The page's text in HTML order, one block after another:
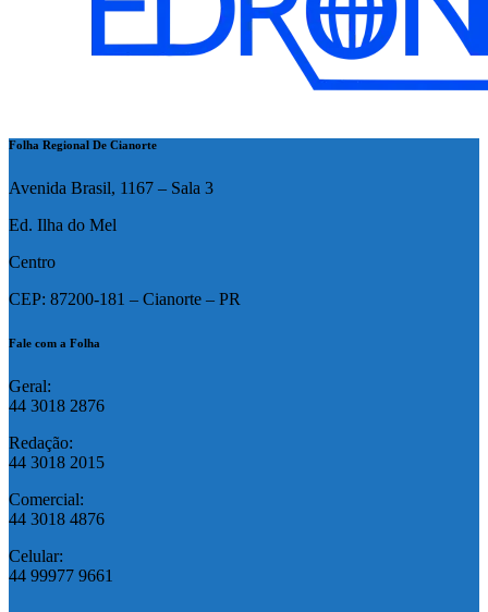
Folha Regional De Cianorte
Avenida Brasil, 1167 – Sala 3
Ed. Ilha do Mel
Centro
CEP: 87200-181 – Cianorte – PR
Fale com a Folha
Geral:
44 3018 2876
Redação:
44 3018 2015
Comercial:
44 3018 4876
Celular:
44 99977 9661